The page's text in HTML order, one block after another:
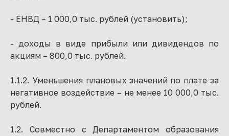
- ЕНВД – 1 000,0 тыс. рублей (установить);
- доходы в виде прибыли или дивидендов по
акциям – 800,0 тыс. рублей.
1.1.2. Уменьшения плановых значений по плате за
негативное воздействие – не менее 10 000,0 тыс.
рублей.
1.2. Совместно с Департаментом образования